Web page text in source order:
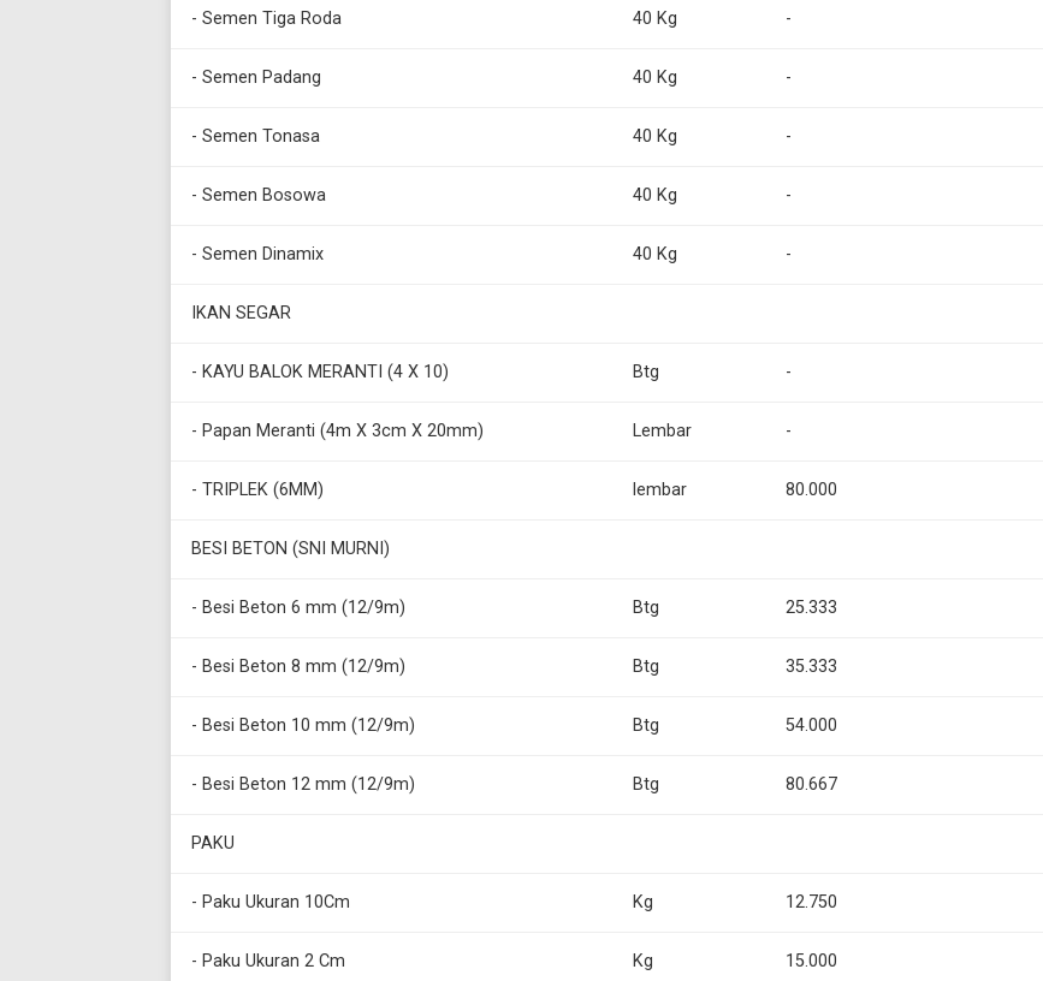
- Semen Tiga Roda 40 Kg -
- Semen Padang 40 Kg -
- Semen Tonasa 40 Kg -
- Semen Bosowa 40 Kg -
- Semen Dinamix 40 Kg -
IKAN SEGAR
- KAYU BALOK MERANTI (4 X 10) Btg -
- Papan Meranti (4m X 3cm X 20mm) Lembar -
- TRIPLEK (6MM) lembar 80.000
BESI BETON (SNI MURNI)
- Besi Beton 6 mm (12/9m) Btg 25.333
- Besi Beton 8 mm (12/9m) Btg 35.333
- Besi Beton 10 mm (12/9m) Btg 54.000
- Besi Beton 12 mm (12/9m) Btg 80.667
PAKU
- Paku Ukuran 10Cm Kg 12.750
- Paku Ukuran 2 Cm Kg 15.000